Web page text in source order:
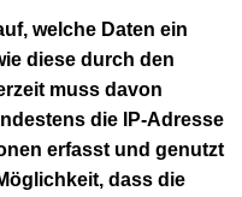
welche Daten ein
diese durch den
muss davon
die IP-Adresse
erfasst und genutzt
dass die